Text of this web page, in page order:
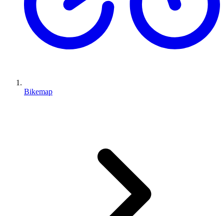
Bikemap